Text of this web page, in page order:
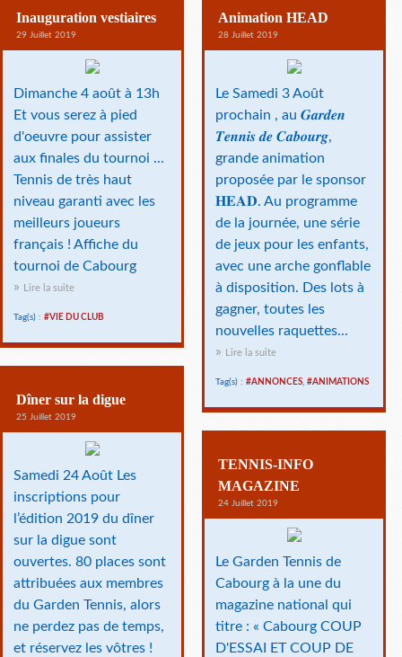
Inauguration vestiaires
29 Juillet 2019
Dimanche 4 août à 13h
Et vous serez à pied
d'oeuvre pour assister
aux finales du tournoi ...
Tennis de très haut
niveau garanti avec les
meilleurs joueurs
français ! Affiche du
tournoi de Cabourg
Lire la suite
Tag(s) : #VIE DU CLUB
Animation HEAD
28 Juillet 2019
Le Samedi 3 Août
prochain , au 𝑮𝒂𝒓𝒅𝒆𝒏
𝑻𝒆𝒏𝒏𝒊𝒔 𝒅𝒆 𝑪𝒂𝒃𝒐𝒖𝒓𝒈,
grande animation
proposée par le sponsor
𝐇𝐄𝐀𝐃. Au programme
de la journée, une série
de jeux pour les enfants,
avec une arche gonflable
à disposition. Des lots à
gagner, toutes les
nouvelles raquettes...
Lire la suite
Tag(s) : #ANNONCES, #ANIMATIONS
Dîner sur la digue
25 Juillet 2019
Samedi 24 Août Les
inscriptions pour
l’édition 2019 du dîner
sur la digue sont
ouvertes. 80 places sont
attribuées aux membres
du Garden Tennis, alors
ne perdez pas de temps,
et réservez les vôtres !
TENNIS-INFO
MAGAZINE
24 Juillet 2019
Le Garden Tennis de
Cabourg à la une du
magazine national qui
titre : « Cabourg COUP
D'ESSAI ET COUP DE